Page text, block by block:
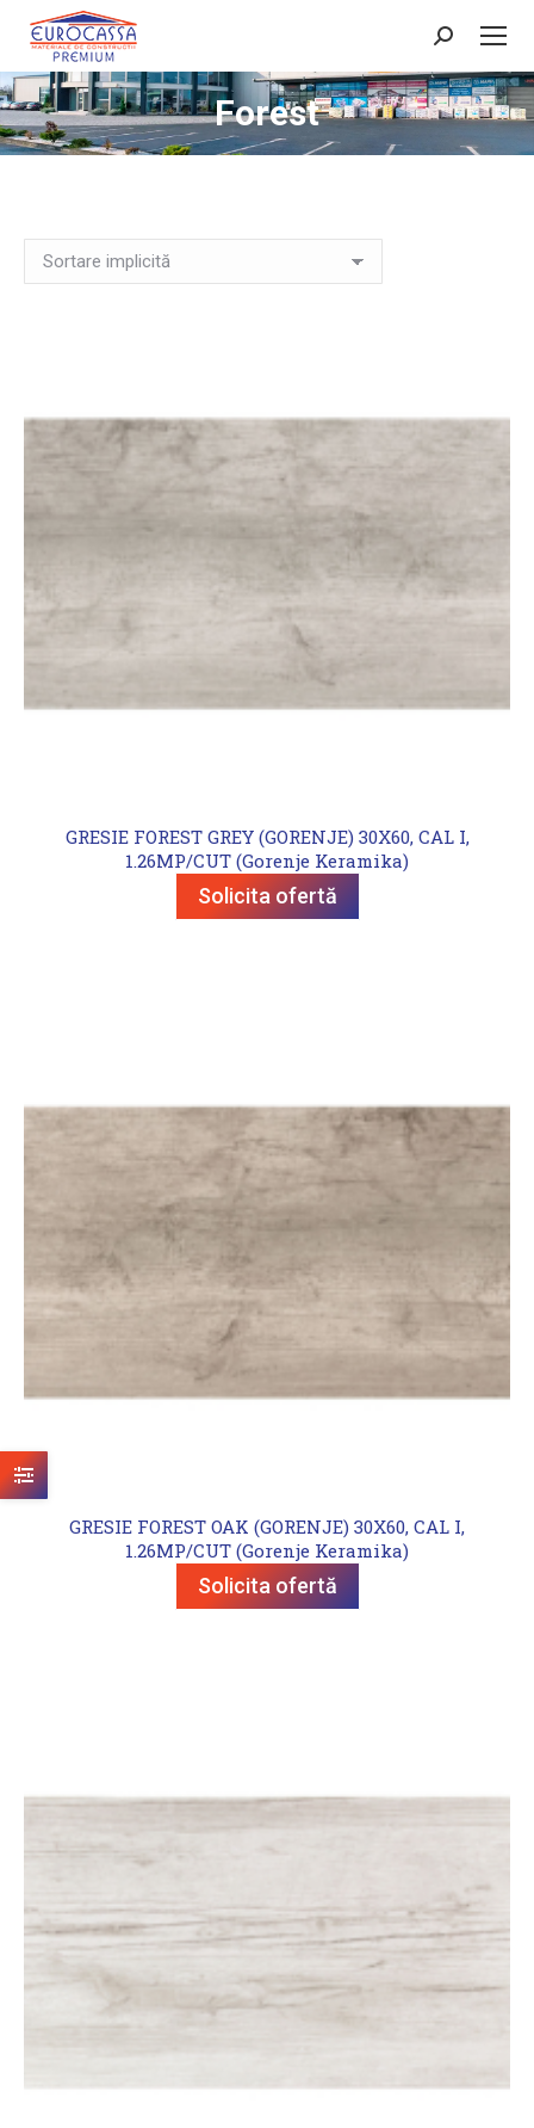
Search:
Forest
GRESIE FOREST GREY (GORENJE) 30X60, CAL I,
1.26MP/CUT (Gorenje Keramika)
Solicita ofertă
GRESIE FOREST OAK (GORENJE) 30X60, CAL I,
1.26MP/CUT (Gorenje Keramika)
Solicita ofertă